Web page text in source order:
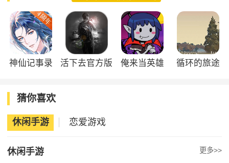
神仙记事录 活下去官方版 俺来当英雄 循环的旅途
猜你喜欢
休闲手游 恋爱游戏
休闲手游 更多>>